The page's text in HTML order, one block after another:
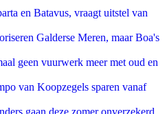
en Batavus, vraagt uitstel van
Galderse Meren, maar Boa's
geen vuurwerk meer met oud en
van Koopzegels sparen vanaf
gaan deze zomer onverzekerd